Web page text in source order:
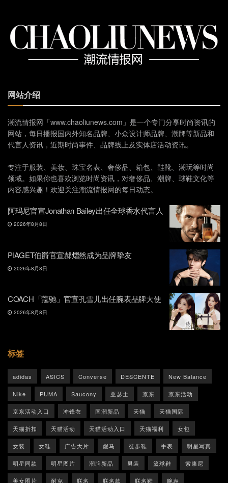
网站介绍
潮流情报网「www.chaoliunews.com」是一个专门分享时尚资讯的
网站，每日播报国内外知名品牌、小众设计师品牌、潮牌等新品和
代言人资讯，近期时尚事件、品牌线上及实体店活动资讯。
专注于服装、美妆、珠宝名表、奢侈品、箱包、鞋靴、潮玩等时尚
领域。如果你也喜欢浏览时尚资讯，对奢侈品、潮牌、球鞋文化等
内容感兴趣！欢迎关注潮流情报网的每日动态。
阿玛尼官宣Jonathan Bailey出任全球香水代言人
2026年8月8日
PIAGET伯爵官宣郝熠然成为品牌挚友
2026年8月8日
COACH「蔻驰」官宣孔雪儿出任腕表品牌大使
2026年8月8日
标签
adidas ASICS Converse DESCENTE New Balance
Nike PUMA Saucony 亚瑟士 京东 京东活动
京东活动入口 冲锋衣 国潮新品 天猫 天猫国际
天猫折扣 天猫活动 天猫活动入口 天猫福利 女包
女装 女鞋 广告大片 彪马 徒步鞋 手表 明星写真
明星同款 明星图片 潮牌新品 男装 篮球鞋 索康尼
美女图片 耐克 联名 联名款 联名鞋 腕表